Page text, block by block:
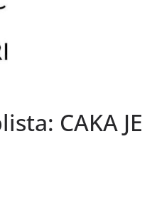
CAKA JE